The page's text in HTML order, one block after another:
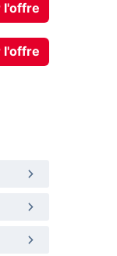
l'offre
l'offre